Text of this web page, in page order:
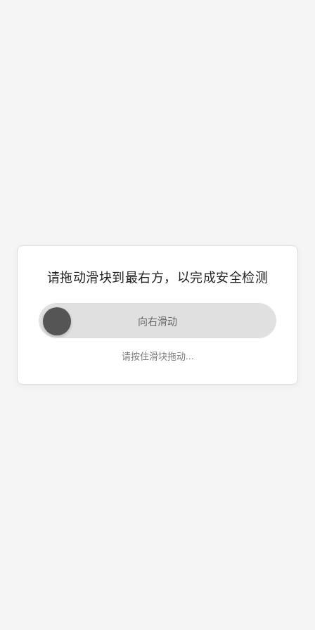
请拖动滑块到最右方，以完成安全检测
向右滑动
请按住滑块拖动...